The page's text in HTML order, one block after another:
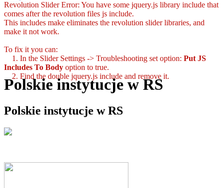
Revolution Slider Error: You have some jquery.js library include that
comes after the revolution files js include.
This includes make eliminates the revolution slider libraries, and
make it not work.
To fix it you can:
1. In the Slider Settings -> Troubleshooting set option: Put JS
Includes To Body option to true.
2. Find the double jquery.js include and remove it.
Polskie instytucje w RS
Polskie instytucje w RS